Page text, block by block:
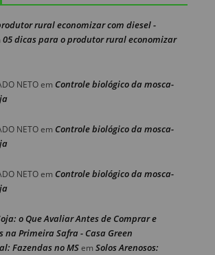
rural economizar com diesel -
05 dicas para o produtor rural economizar
NETOem Controle biológico da mosca-
NETOem Controle biológico da mosca-
NETOem Controle biológico da mosca-
o Que Avaliar Antes de Comprar e
na Primeira Safra - Casa Green
Fazendas no MSem Solos Arenosos: